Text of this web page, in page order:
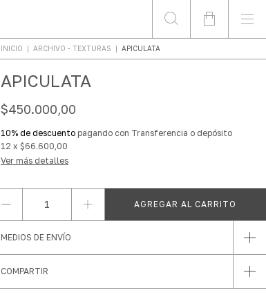
INICIO | ARCHIVO - TEXTURAS | APICULATA
APICULATA
$450.000,00
10% de descuento pagando con Transferencia o depósito
12 x $66.600,00
Ver más detalles
MEDIOS DE ENVÍO
COMPARTIR